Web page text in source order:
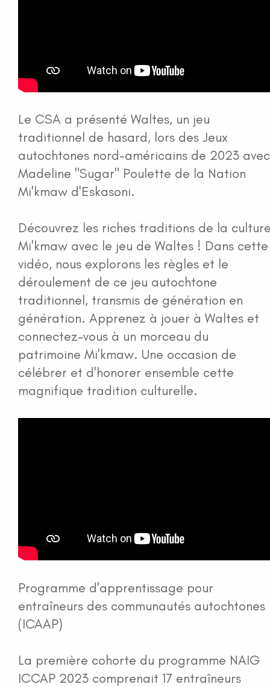
Le CSA a présenté Waltes, un jeu
traditionnel de hasard, lors des Jeux
autochtones nord-américains de 2023 avec
Madeline "Sugar" Poulette de la Nation
Mi'kmaw d'Eskasoni.
Découvrez les riches traditions de la
Mi'kmaw avec le jeu de Waltes ! Dans cette
vidéo, nous explorons les règles et le
déroulement de ce jeu autochtone
traditionnel, transmis de génération en
génération. Apprenez à jouer à Waltes et
connectez-vous à un morceau du
patrimoine Mi'kmaw. Une occasion de
célébrer et d'honorer ensemble cette
magnifique tradition culturelle.
Programme d'apprentissage pour
entraîneurs des communautés autochtones
(ICAAP)
La première cohorte du programme NAIG
ICCAP 2023 comprenait 17 entraîneurs